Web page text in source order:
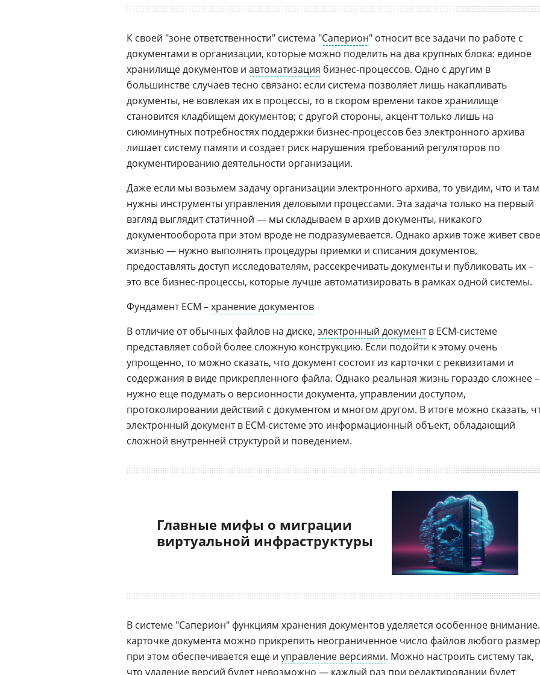
К своей "зоне ответственности" система "Саперион" относит все задачи по работе с
документами в организации, которые можно поделить на два крупных блока: единое
хранилище документов и автоматизация бизнес-процессов. Одно с другим в
большинстве случаев тесно связано: если система позволяет лишь накапливать
документы, не вовлекая их в процессы, то в скором времени такоехранилище
становится кладбищем документов; с другой стороны, акцент только лишь на
сиюминутных потребностях поддержки бизнес-процессов без электронного архива
лишает систему памяти и создает риск нарушения требований регуляторов по
документированию деятельности организации.
Даже если мы возьмем задачу организации электронного архива, то увидим, что и там
нужны инструменты управления деловыми процессами. Эта задача только на первый
взгляд выглядит статичной — мы складываем в архив документы, никакого
документооборота при этом вроде не подразумевается. Однако архив тоже живет
жизнью — нужно выполнять процедуры приемки и списания документов,
предоставлять доступ исследователям, рассекречивать документы и публиковать их –
это все бизнес-процессы, которые лучше автоматизировать в рамках одной системы.
Фундамент ECM –хранение документов
В отличие от обычных файлов на диске, электронный документв ECM-системе
представляет собой более сложную конструкцию. Если подойти к этому очень
упрощенно, то можно сказать, что документ состоит из карточки с реквизитами и
содержания в виде прикрепленного файла. Однако реальная жизнь гораздо сложнее –
нужно еще подумать о версионности документа, управлении доступом,
протоколировании действий с документом и многом другом. В итоге можно сказать,
электронный документ в ECM-системе это информационный объект, обладающий
сложной внутренней структурой и поведением.
Главные мифы о миграции
виртуальной инфраструктуры
В системе "Саперион" функциям хранения документов уделяется особенное
карточке документа можно прикрепить неограниченное число файлов любого
при этом обеспечивается еще и управление версиями. Можно настроить систему так,
что удаление версий будет невозможно — каждый раз при редактировании будет